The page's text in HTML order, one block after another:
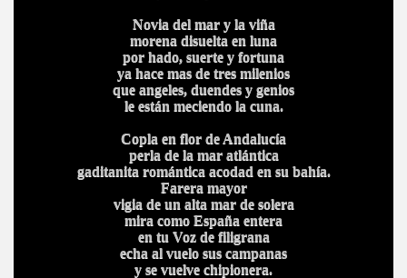
Novia del mar y la viña
morena disuelta en luna
por hado, suerte y fortuna
ya hace mas de tres milenios
que angeles, duendes y genios
le están meciendo la cuna.
Copla en flor de Andalucía
perla de la mar atlántica
gaditanita romántica acodad en su bahía.
Farera mayor
vigia de un alta mar de solera
mira como España entera
en tu Voz de filigrana
echa al vuelo sus campanas
y se vuelve chipionera.